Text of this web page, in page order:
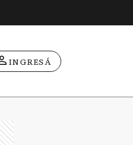
INGRESÁ